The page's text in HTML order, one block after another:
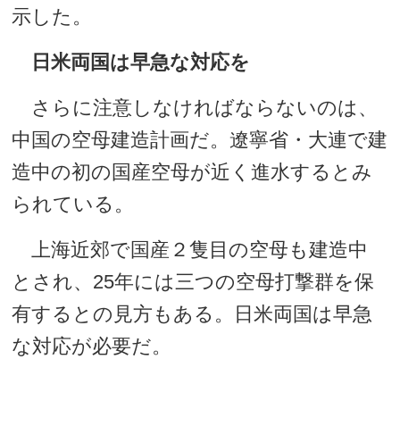
示した。
日米両国は早急な対応を
さらに注意しなければならないのは、
中国の空母建造計画だ。遼寧省・大連で建
造中の初の国産空母が近く進水するとみ
られている。
上海近郊で国産２隻目の空母も建造中
とされ、25年には三つの空母打撃群を保
有するとの見方もある。日米両国は早急
な対応が必要だ。